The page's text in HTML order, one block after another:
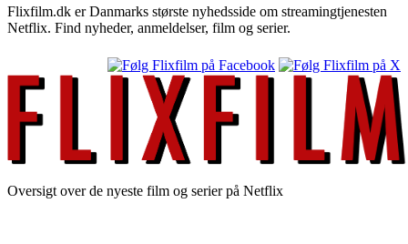
Flixfilm.dk er Danmarks største nyhedsside om streamingtjenesten
Netflix. Find nyheder, anmeldelser, film og serier.
Oversigt over de nyeste film og serier på Netflix